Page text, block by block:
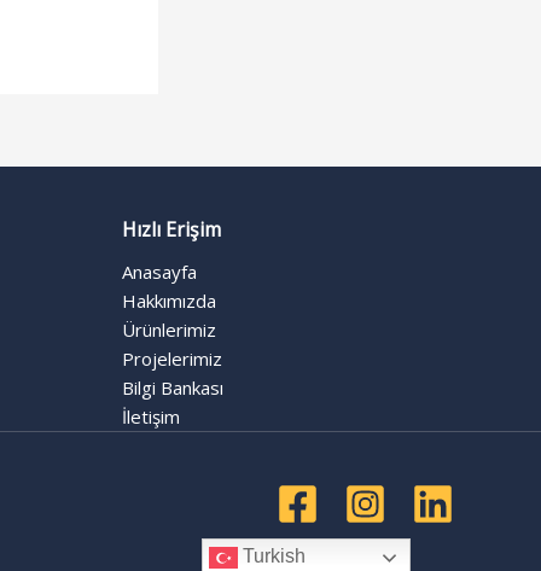
Hızlı Erişim
Anasayfa
Hakkımızda
Ürünlerimiz
Projelerimiz
Bilgi Bankası
İletişim
Turkish